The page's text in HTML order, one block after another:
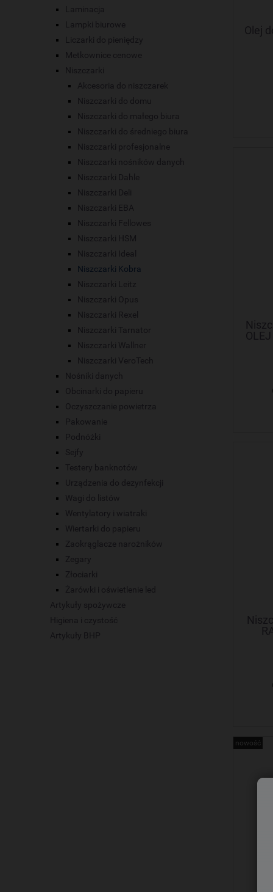
Laminacja
Lampki biurowe
Liczarki do pieniędzy
Metkownice cenowe
Niszczarki
Akcesoria do niszczarek
Niszczarki do domu
Niszczarki do małego biura
Niszczarki do średniego biura
Niszczarki profesjonalne
Niszczarki nośników danych
Niszczarki Dahle
Niszczarki Deli
Niszczarki EBA
Niszczarki Fellowes
Niszczarki HSM
Niszczarki Ideal
Niszczarki Kobra
Niszczarki Leitz
Niszczarki Opus
Niszczarki Rexel
Niszczarki Tarnator
Niszczarki Wallner
Niszczarki VeroTech
Nośniki danych
Obcinarki do papieru
Oczyszczanie powietrza
Pakowanie
Podnóżki
Sejfy
Testery banknotów
Urządzenia do dezynfekcji
Wagi do listów
Wentylatory i wiatraki
Wiertarki do papieru
Zaokrąglacze narożników
Zegary
Złociarki
Żarówki i oświetlenie led
Artykuły spożywcze
Higiena i czystość
Artykuły BHP
Olej
nowość